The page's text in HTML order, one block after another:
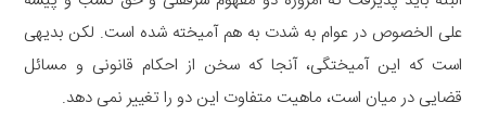
علی الخصوص در عوام به شدت به هم آمیخته شده است. لکن بدیهی
است که این آمیختگی، آنجا که سخن از احکام قانونی و مسائل
قضایی در میان است، ماهیت متفاوت این دو را تغییر نمی دهد.